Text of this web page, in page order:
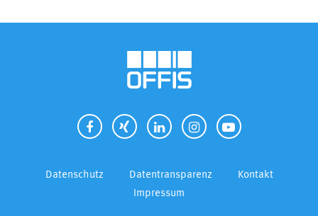
Datenschutz Datentransparenz
Kontakt
Impressum